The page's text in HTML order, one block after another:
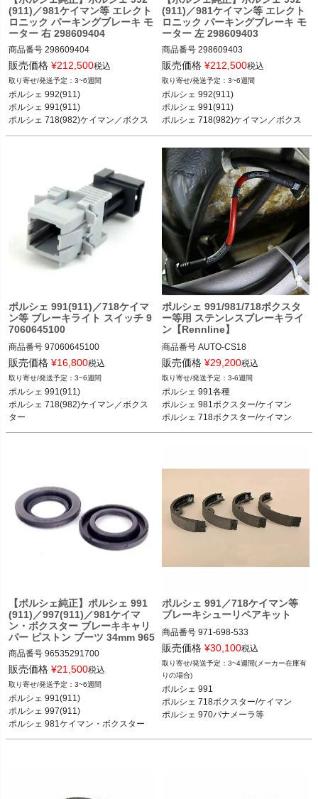
ボクスターS 96-04
ポルシェ 970パナメーラ 4／S／4S／
Sハイブリッド／ターボ／ターボS 09-
16
(911)／981ケイマン等 エレクト
ロニック パーキングブレーキ モ
ーター 右 298609404
商品番号 298609404
ポルシェ 992(911) カレラ／カレラS／
カレラ4S／GT3 18-
ポルシェ 991(911) カレラ／カレラS／
カレラ4／カレラ4S／ターボ／ターボ
S／GT3／GT3 RS 11-18
ポルシェ 718(982)ケイマン ケイマン
ポルシェ 718(982)ボクスター ボクス
ター／ボクスターS／ボクスターGTS
ポルシェ 981ケイマン ケイマン／ケイ
マンS 12-16
ポルシェ 981ボクスター ボクスター／
ボクスターS 12-16
ポルシェ 971パナメーラ 4／4S／4E／
Sハイブリッド／ターボ／ターボS 09-
16
販売価格 ¥212,500税込
3~6週間
ポルシェ 992(911)
ポルシェ 991(911)
ポルシェ 718(982)ケイマン／ボクス
(911)／981ケイマン等 エレクト
ロニック パーキングブレーキ モ
ーター 左 298609403
商品番号 298609403
ポルシェ 992(911) カレラ／カレラS／
カレラ4S／GT3 18-
ポルシェ 991(911) カレラ／カレラS／
カレラ4／カレラ4S／ターボ／ターボ
S／GT3／GT3 RS 11-18
ポルシェ 718(982)ケイマン ケイマン
／ケイマンS／ケイマンGTS／ケイマ
ンGT4／ケイマンGT4 RS 16-
ポルシェ 718(982)ボクスター ボクス
ター／ボクスターS／ボクスターGTS
16-
ポルシェ 981ケイマン ケイマン／ケイ
マンS 12-16
ポルシェ 981ボクスター ボクスター／
ボクスターS 12-16
ポルシェ 971パナメーラ 4／4S／4E／
ターボ／ターボS／GTS 16-
ポルシェ 970パナメーラ 4／S／4S／
Sハイブリッド／ターボ／ターボS 09-
16
販売価格 ¥212,500税込
3~6週間
ポルシェ 992(911)
ポルシェ 991(911)
ポルシェ 718(982)ケイマン／ボクス
ポルシェ 981ケイマン／ボクスター 等
ポルシェ 991(911)／718ケイマ
ン等 ブレーキライト スイッチ 9
7060645100
商品番号 97060645100
ポルシェ 991(911) カレラ／カレラS／
カレラ4／カレラ4S／ターボ／ターボ
S／GT3／GT3 RS 11-18
ポルシェ 718(982)ケイマン ケイマン
／ケイマンS／ケイマンGTS／ケイマ
ンGT4／ケイマンGT4 RS 16-
ポルシェ 981ケイマン ケイマン／ケイ
マンS 12-16
ポルシェ 981ボクスター ボクスター／
ボクスターS 12-16
ポルシェ 970パナメーラ 4／S／4S／
Sハイブリッド／ターボ／ターボS 09-
販売価格 ¥16,800税込
3~6週間
ポルシェ 991(911)
ポルシェ 718(982)ケイマン／ボクス
ター
ポルシェ 991/981/718ボクスタ
ー等用 ステンレスブレーキライ
ン【Rennline】
商品番号 AUTO-CS18
CS18
ポルシェ 991各種 12-19
ポルシェ 981ボクスター/ケイマン 12-
16
販売価格 ¥29,200税込
3-6週間
ポルシェ 991各種
ポルシェ 981ボクスター/ケイマン
ポルシェ 718ボクスター/ケイマン
【ポルシェ純正】ポルシェ 991
(911)／997(911)／981ケイマ
ン・ボクスター ブレーキキャリ
パー ピストン ブーツ 34mm 965
35291700
商品番号 96535291700
ポルシェ 991(911) カレラ／カレラS／
カレラ4／カレラ4S／ターボ／ターボ
S 11-18
ポルシェ 997(911) カレラ／カレラS／
カレラGTS／カレラ4／カレラ4S／カ
レラ4GTS／ターボ／ターボS 04-11
販売価格 ¥21,500税込
3~6週間
ポルシェ 991(911)
ポルシェ 997(911)
ポルシェ 991／718ケイマン等
ブレーキシューリペアキット
商品番号 971-698-533
971-698-533
12FVD：971 698 533
ポルシェ 991 12-19
ポルシェ 718ボクスター/ケイマン(98
2) 17-
販売価格 ¥30,100税込
3~4週間(メーカー在庫有
りの場合)
ポルシェ 991
ポルシェ 718ボクスター/ケイマン
ポルシェ 970パナメーラ等